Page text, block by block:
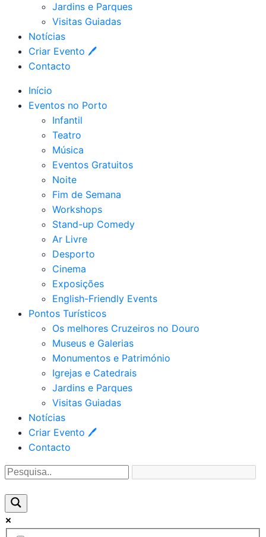
Jardins e Parques
Visitas Guiadas
Notícias
Criar Evento 🖊
Contacto
Início
Eventos no Porto
Infantil
Teatro
Música
Eventos Gratuitos
Noite
Fim de Semana
Workshops
Stand-up Comedy
Ar Livre
Desporto
Cinema
Exposições
English-Friendly Events
Pontos Turísticos
Os melhores Cruzeiros no Douro​
Museus e Galerias
Monumentos e Património
Igrejas e Catedrais
Jardins e Parques
Visitas Guiadas
Notícias
Criar Evento 🖊
Contacto